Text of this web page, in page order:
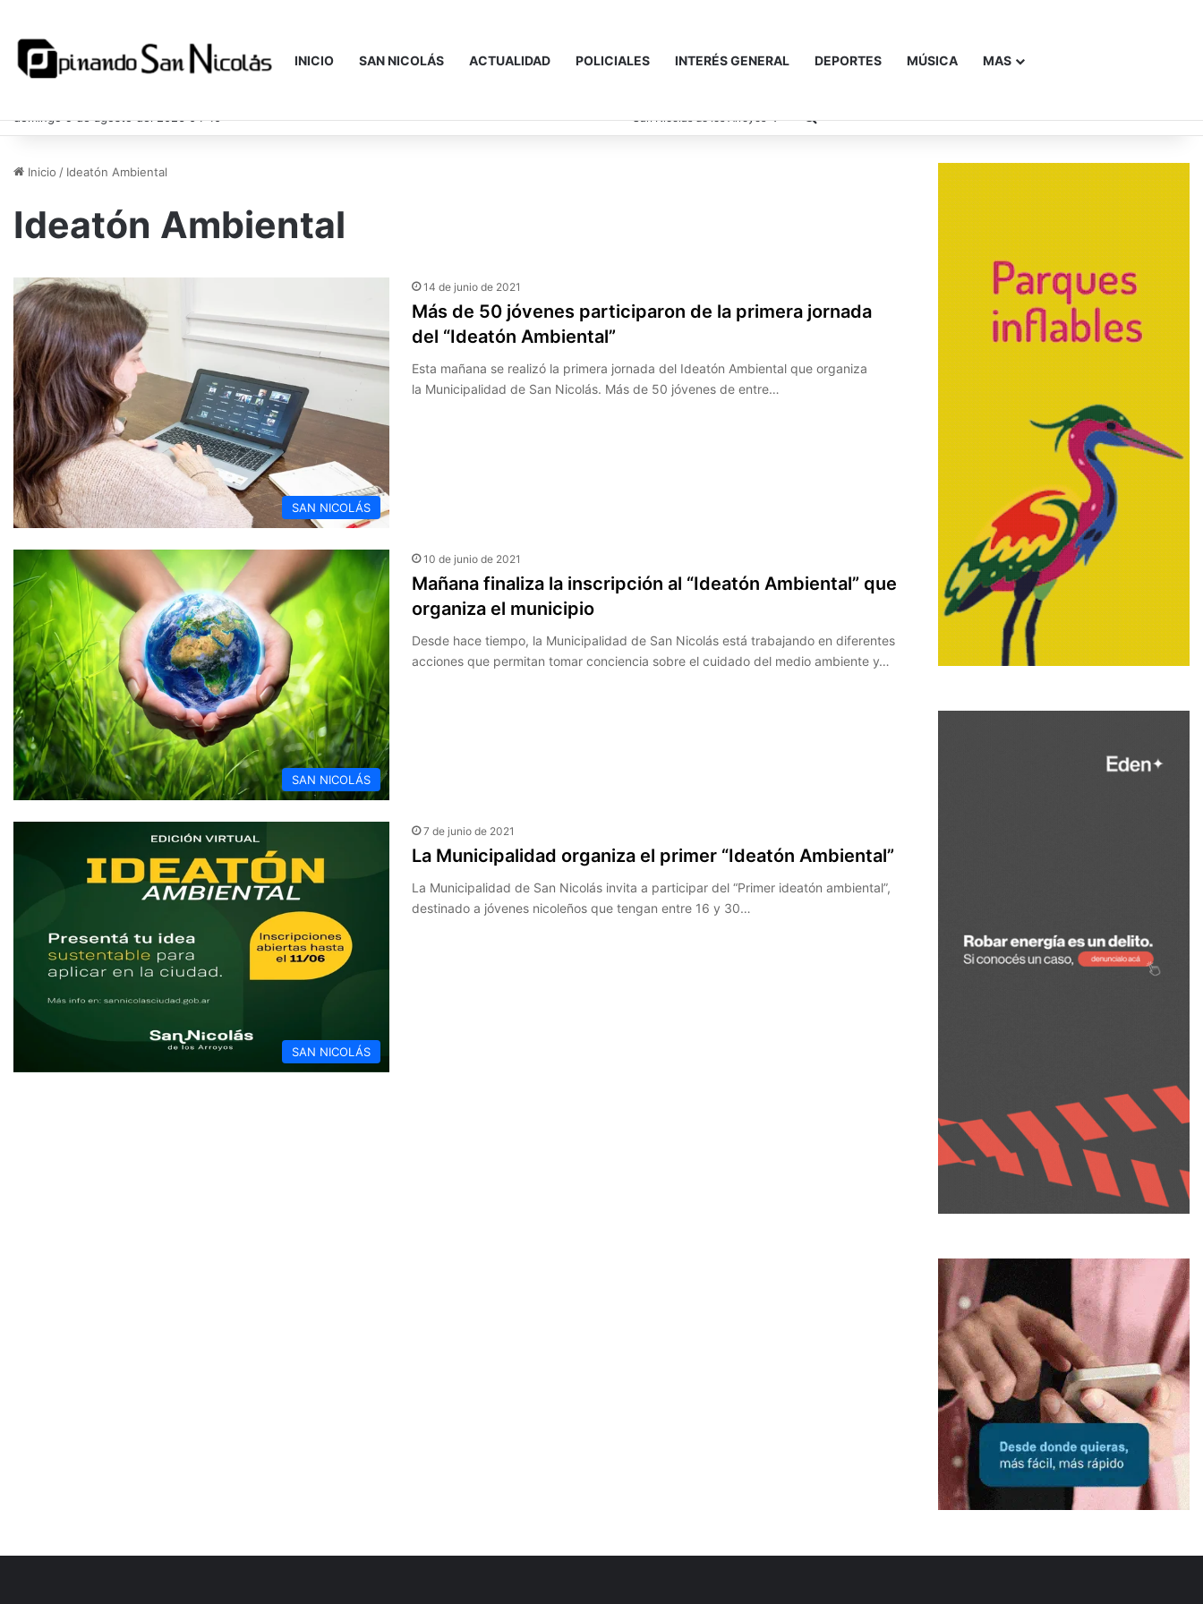
INICIO SAN NICOLÁS ACTUALIDAD POLICIALES INTERÉS GENERAL DEPORTES MÚSICA MAS
domingo 9 de agosto del 2026 04:40 San Nicolás de los Arroyos 4 Buscar
Inicio / Ideatón Ambiental
Ideatón Ambiental
SAN NICOLÁS
14 de junio de 2021
Más de 50 jóvenes participaron de la primera jornada
del “Ideatón Ambiental”
Esta mañana se realizó la primera jornada del Ideatón Ambiental que organiza
la Municipalidad de San Nicolás. Más de 50 jóvenes de entre…
SAN NICOLÁS
10 de junio de 2021
Mañana finaliza la inscripción al “Ideatón Ambiental” que
organiza el municipio
Desde hace tiempo, la Municipalidad de San Nicolás está trabajando en diferentes
acciones que permitan tomar conciencia sobre el cuidado del medio ambiente y…
SAN NICOLÁS
7 de junio de 2021
La Municipalidad organiza el primer “Ideatón Ambiental”
La Municipalidad de San Nicolás invita a participar del “Primer ideatón ambiental”,
destinado a jóvenes nicoleños que tengan entre 16 y 30…